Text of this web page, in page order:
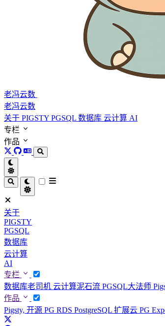
老冯云数
老冯云数
关于 PIGSTY PGSQL 数据库 云计算 AI
专栏
作品
关于
PIGSTY
PGSQL
数据库
云计算
AI
专栏
数据库老司机 云计算泥石流 PGSQL大法师
作品
Pigsty, 开源 PG RDS PostgreSQL 扩展云 PG